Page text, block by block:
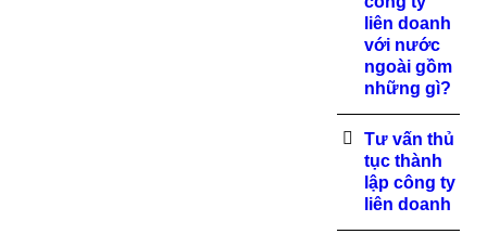
liên doanh
với nước
ngoài gồm
những gì?
Tư vấn thủ
tục thành
lập công ty
liên doanh